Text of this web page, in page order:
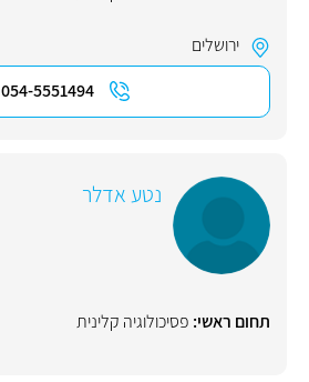
ירושלים
054-5551494
נטע אדלר
תחום ראשי: פסיכולוגיה קלינית